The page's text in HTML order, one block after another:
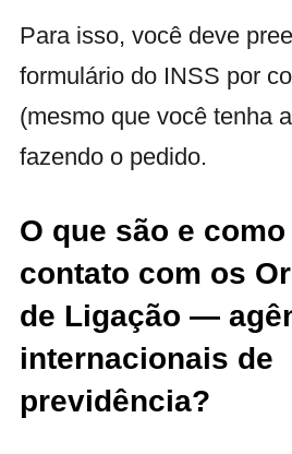
Para isso, você deve
formulário do INSS por
(mesmo que você tenha
fazendo o pedido.
O que são e
contato com os
de Ligação —
internacionais de
previdência?